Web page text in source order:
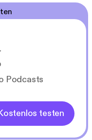
Podcasts
testen